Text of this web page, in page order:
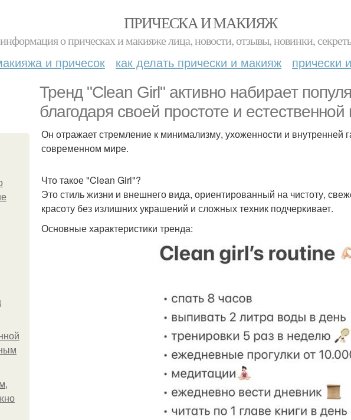
ПРИЧЕСКА И МАКИЯЖ
о прическах и макияже лица, новости, отзывы, новинки,
и причесок как делать прически и макияж прически
Тренд "Clean Girl" активно набирает
благодаря своей простоте и естественной
Он отражает стремление к минимализму, ухоженности и внутренней
современном мире.
Что такое "Clean Girl"?
Это стиль жизни и внешнего вида, ориентированный на чистоту,
красоту без излишних украшений и сложных техник подчеркивает.
Основные характеристики тренда: